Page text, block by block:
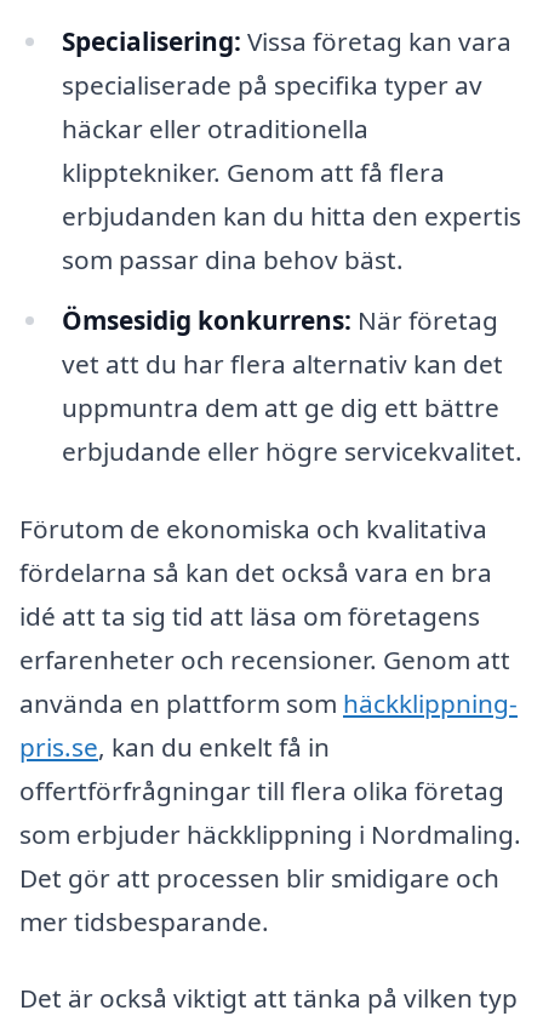
Specialisering: Vissa företag kan vara
specialiserade på specifika typer av
häckar eller otraditionella
klipptekniker. Genom att få flera
erbjudanden kan du hitta den expertis
som passar dina behov bäst.
Ömsesidig konkurrens: När företag
vet att du har flera alternativ kan det
uppmuntra dem att ge dig ett bättre
erbjudande eller högre servicekvalitet.
Förutom de ekonomiska och kvalitativa
fördelarna så kan det också vara en bra
idé att ta sig tid att läsa om företagens
erfarenheter och recensioner. Genom att
använda en plattform som häckklippning-
pris.se, kan du enkelt få in
offertförfrågningar till flera olika företag
som erbjuder häckklippning i Nordmaling.
Det gör att processen blir smidigare och
mer tidsbesparande.
Det är också viktigt att tänka på vilken typ